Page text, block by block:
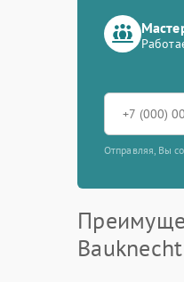
Отправляя, Вы
Bauknecht